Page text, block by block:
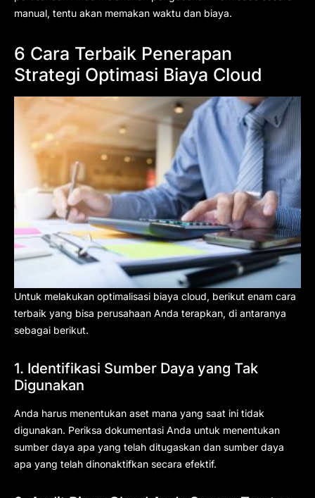
manual, tentu akan memakan waktu dan biaya.
6 Cara Terbaik Penerapan
Strategi Optimasi Biaya Cloud
Untuk melakukan optimalisasi biaya cloud, berikut enam cara
terbaik yang bisa perusahaan Anda terapkan, di antaranya
sebagai berikut.
1. Identifikasi Sumber Daya yang Tak
Digunakan
Anda harus menentukan aset mana yang saat ini tidak
digunakan. Periksa dokumentasi Anda untuk menentukan
sumber daya apa yang telah ditugaskan dan sumber daya
apa yang telah dinonaktifkan secara efektif.